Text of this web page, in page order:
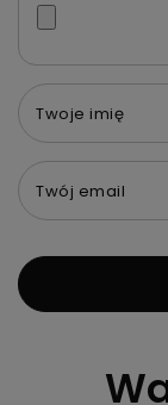
Twoje imię
Twój email